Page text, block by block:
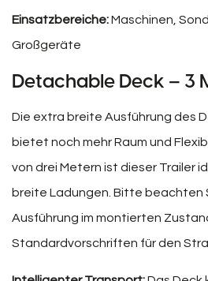
Einsatzbereiche:Maschinen,
Großgeräte
Detachable Deck – 3
Die extra breite Ausführung des
bietet noch mehr Raum und
von drei Metern ist dieser Trailer
breite Ladungen. Bitte beachten
Ausführung im montierten
Standardvorschriften für den